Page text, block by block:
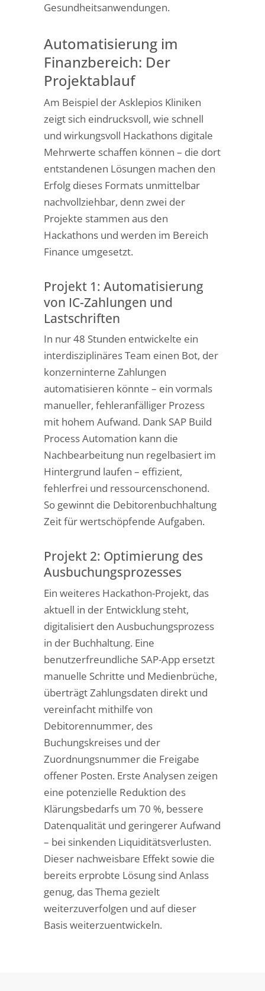
Gesundheitsanwendungen.
Automatisierung im
Finanzbereich: Der
Projektablauf
Am Beispiel der Asklepios Kliniken
zeigt sich eindrucksvoll, wie schnell
und wirkungsvoll Hackathons digitale
Mehrwerte schaffen können – die dort
entstandenen Lösungen machen den
Erfolg dieses Formats unmittelbar
nachvollziehbar, denn zwei der
Projekte stammen aus den
Hackathons und werden im Bereich
Finance umgesetzt.
Projekt 1: Automatisierung
von IC-Zahlungen und
Lastschriften
In nur 48 Stunden entwickelte ein
interdisziplinäres Team einen Bot, der
konzerninterne Zahlungen
automatisieren könnte – ein vormals
manueller, fehleranfälliger Prozess
mit hohem Aufwand. Dank SAP Build
Process Automation kann die
Nachbearbeitung nun regelbasiert im
Hintergrund laufen – effizient,
fehlerfrei und ressourcenschonend.
So gewinnt die Debitorenbuchhaltung
Zeit für wertschöpfende Aufgaben.
Projekt 2: Optimierung des
Ausbuchungsprozesses
Ein weiteres Hackathon-Projekt, das
aktuell in der Entwicklung steht,
digitalisiert den Ausbuchungsprozess
in der Buchhaltung. Eine
benutzerfreundliche SAP-App ersetzt
manuelle Schritte und Medienbrüche,
überträgt Zahlungsdaten direkt und
vereinfacht mithilfe von
Debitorennummer, des
Buchungskreises und der
Zuordnungsnummer die Freigabe
offener Posten. Erste Analysen zeigen
eine potenzielle Reduktion des
Klärungsbedarfs um 70 %, bessere
Datenqualität und geringerer Aufwand
– bei sinkenden Liquiditätsverlusten.
Dieser nachweisbare Effekt sowie die
bereits erprobte Lösung sind Anlass
genug, das Thema gezielt
weiterzuverfolgen und auf dieser
Basis weiterzuentwickeln.